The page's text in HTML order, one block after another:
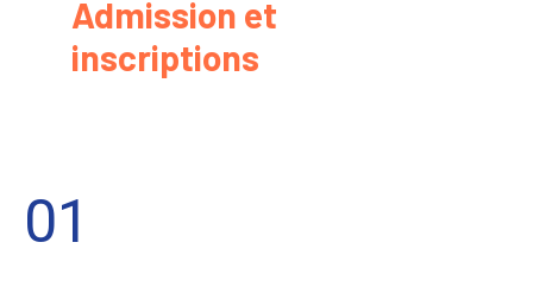
Admission et
inscriptions
01